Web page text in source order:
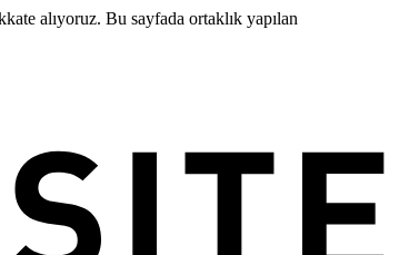
alıyoruz. Bu sayfada ortaklık yapılan